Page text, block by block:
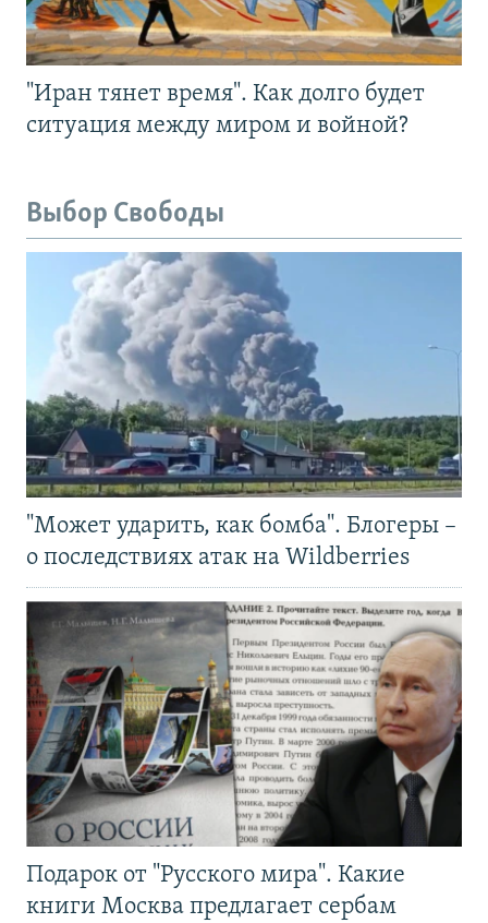
"Иран тянет время". Как долго будет
ситуация между миром и войной?
Выбор Свободы
"Может ударить, как бомба". Блогеры –
о последствиях атак на Wildberries
Подарок от "Русского мира". Какие
книги Москва предлагает сербам